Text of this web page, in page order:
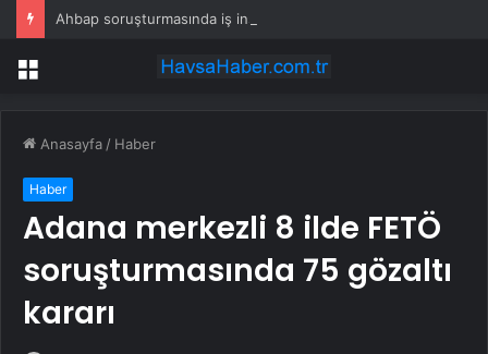
Menü
Anasayfa / Haber
Haber
Adana merkezli 8 ilde FETÖ
soruşturmasında 75 gözaltı
kararı